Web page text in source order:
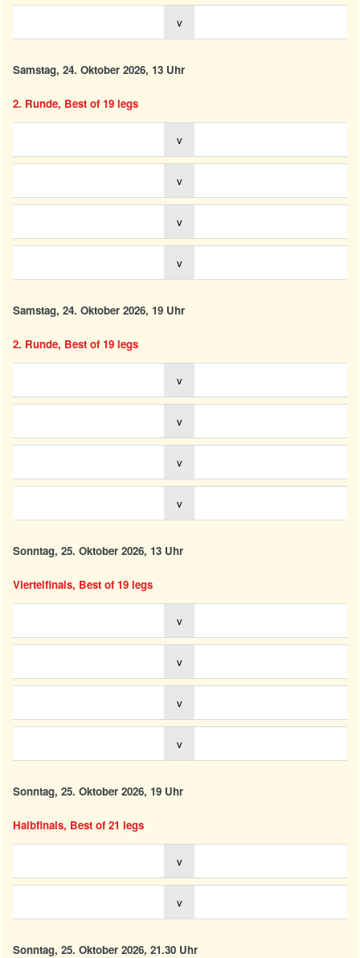
v
Samstag, 24. Oktober 2026, 13 Uhr
2. Runde, Best of 19 legs
v
v
v
v
Samstag, 24. Oktober 2026, 19 Uhr
2. Runde, Best of 19 legs
v
v
v
v
Sonntag, 25. Oktober 2026, 13 Uhr
Viertelfinals, Best of 19 legs
v
v
v
v
Sonntag, 25. Oktober 2026, 19 Uhr
Halbfinals, Best of 21 legs
v
v
Sonntag, 25. Oktober 2026, 21.30 Uhr